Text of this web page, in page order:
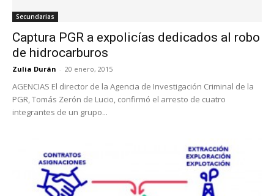
Secundarias
Captura PGR a expolicías dedicados al robo
de hidrocarburos
Zulia Durán - 20 enero, 2015
AGENCIAS El director de la Agencia de Investigación Criminal de la
PGR, Tomás Zerón de Lucio, confirmó el arresto de cuatro
integrantes de un grupo...